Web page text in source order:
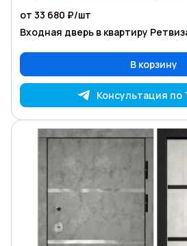
от 33 680 ₽/шт
Входная дверь в квартиру
В корзину
Консультация по